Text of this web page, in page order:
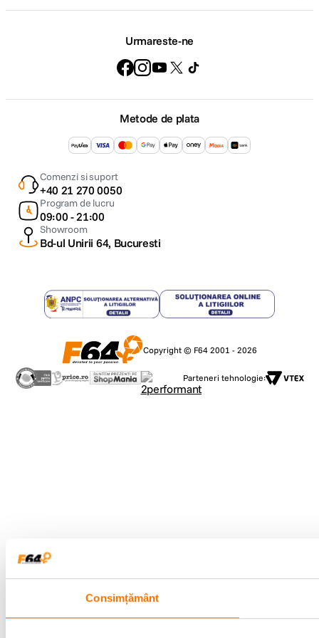
Consimțământ
Functia de inregistrare foto 4K va permite sa surprindeti cu usurinta un
megapixeli, extragandu-l dintr-un fisier de rezolutie 4K.
In plus, cu noul mod 4K Photo (Inregistrare foto 4K), puteti efectua cu
usurinta setari pentru calitatea imaginii, obtinand parametri optimi pentru
Nu ratati niciodata clipa ideala folosind modul 4K Photo
Utilizand rezolutia inalta 4K, aparatele foto Panasonic LUMIX prezinta
individuale dintr-o secventa video (filmata la 30 de cadre pe secunda)
pentru a surprinde acele momente magice care se produc doar intr-o
fractiune de secunda. Cu functia de inregistrare foto 4K, puteti fi
intotdeauna sigur ca aveti libertatea de a alege clipa ideala
Urmareste-ne
Metode de plata
Comenzi si suport
+40 21 270 0050
Program de lucru
09:00 - 21:00
Showroom
Bd-ul Unirii 64, Bucuresti
Copyright © F64 2001 - 2026
Parteneri tehnologie: